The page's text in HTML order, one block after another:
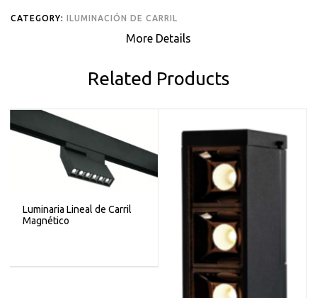
CATEGORY: ILUMINACIÓN DE CARRIL
More Details
Related Products
Luminaria Lineal de Carril
Magnético